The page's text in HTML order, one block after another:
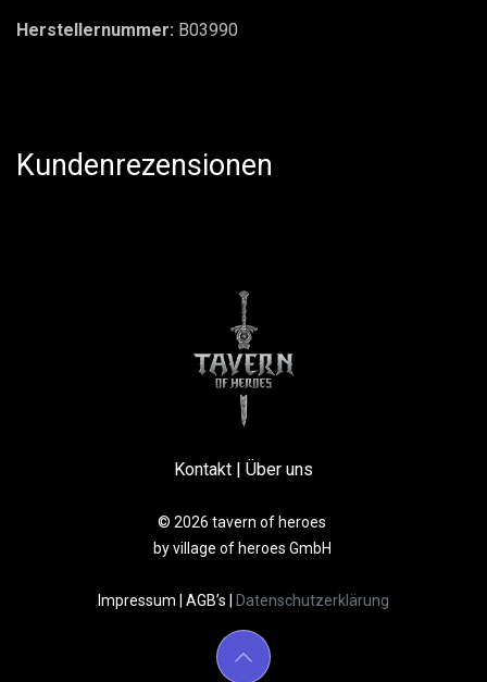
Herstellernummer: B03990
Kundenrezensionen
Kontakt Über uns
© 2026 tavern of heroes
by village of heroes GmbH
Impressum AGB’s Datenschutzerklärung​